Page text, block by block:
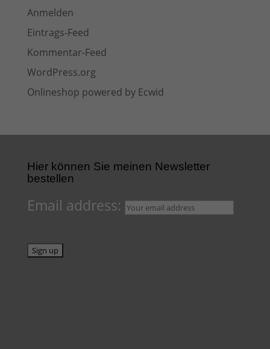
Anmelden
Eintrags-Feed
Kommentar-Feed
WordPress.org
Onlineshop powered by Ecwid
Hier können Sie meinen Newsletter
bestellen
Email address: